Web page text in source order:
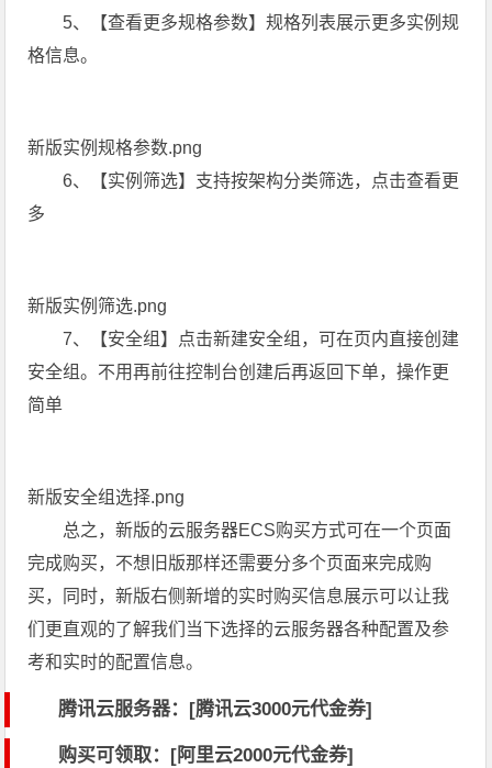
5、【查看更多规格参数】规格列表展示更多实例规
格信息。
新版实例规格参数.png
6、【实例筛选】支持按架构分类筛选，点击查看更
多
新版实例筛选.png
7、【安全组】点击新建安全组，可在页内直接创建
安全组。不用再前往控制台创建后再返回下单，操作更
简单
新版安全组选择.png
总之，新版的云服务器ECS购买方式可在一个页面
完成购买，不想旧版那样还需要分多个页面来完成购
买，同时，新版右侧新增的实时购买信息展示可以让我
们更直观的了解我们当下选择的云服务器各种配置及参
考和实时的配置信息。
腾讯云服务器：[腾讯云3000元代金券]
购买可领取：[阿里云2000元代金券]